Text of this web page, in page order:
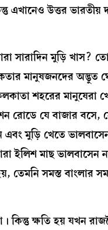
এখানেও উত্তর
সারাদিন মুড়ি খাস?
মানুষজনদের অদ্ভুত
শহরের মানুষেরা
রোডে যে বাজার
এবং মুড়ি খেতে
ইলিশ মাছ ভালবাসেন
তেমনি সমস্ত বাংলার
ক্ষতি হয় যখন